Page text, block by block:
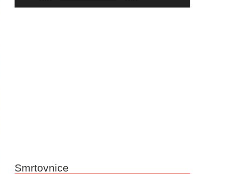
Gore/Dole
Smrtovnice